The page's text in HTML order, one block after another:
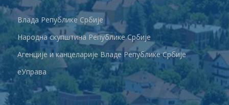
Влада Републике Србије
Народна скупштина Републике Србије
Агенције и канцеларије Владе Републике Србије
еУправа